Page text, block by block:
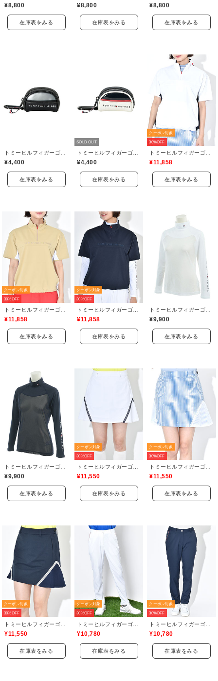
¥8,800
在庫表をみる
¥8,800
在庫表をみる
¥8,800
在庫表をみる
¥4,400
在庫表をみる
SOLD OUT
¥4,400
在庫表をみる
クーポン対象
30%OFF
¥11,858
在庫表をみる
クーポン対象
30%OFF
¥11,858
在庫表をみる
クーポン対象
30%OFF
¥11,858
在庫表をみる
¥9,900
在庫表をみる
¥9,900
在庫表をみる
クーポン対象
30%OFF
¥11,550
在庫表をみる
クーポン対象
30%OFF
¥11,550
在庫表をみる
クーポン対象
30%OFF
¥11,550
在庫表をみる
クーポン対象
30%OFF
¥10,780
在庫表をみる
クーポン対象
30%OFF
¥10,780
在庫表をみる